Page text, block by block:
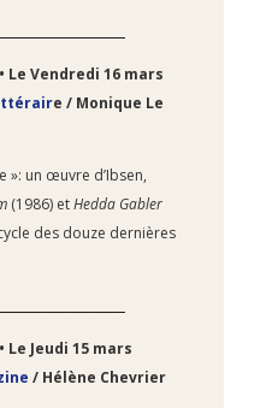
• Le Vendredi 16 mars
e / Monique Le
»: un œuvre d’Ibsen,
(1986) etHedda Gabler
des douze dernières
• Le Jeudi 15 mars
/ Hélène Chevrier